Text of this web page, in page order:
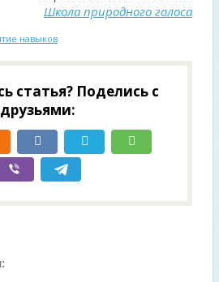
Школа природного голоса
навыков
статья? Поделись с
друзьями: